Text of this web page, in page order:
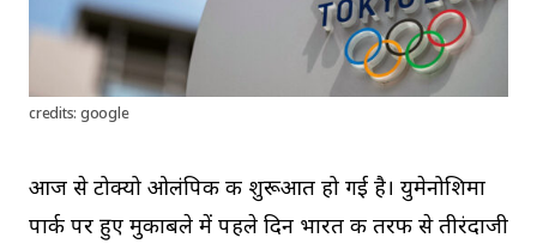
credits: google
आज से टोक्यो ओलंपिक की शुरूआत हो गई है। युमेनोशिमा
पार्क पर हुए मुकाबले में पहले दिन भारत की तरफ से तीरंदाजी